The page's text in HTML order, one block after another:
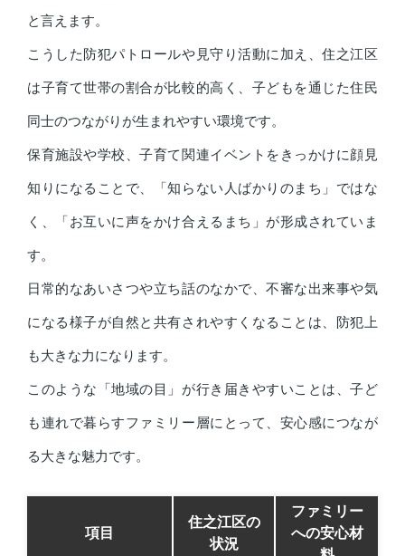
と言えます。
こうした防犯パトロールや見守り活動に加え、住之江区
は子育て世帯の割合が比較的高く、子どもを通じた住民
同士のつながりが生まれやすい環境です。
保育施設や学校、子育て関連イベントをきっかけに顔見
知りになることで、「知らない人ばかりのまち」ではな
く、「お互いに声をかけ合えるまち」が形成されていま
す。
日常的なあいさつや立ち話のなかで、不審な出来事や気
になる様子が自然と共有されやすくなることは、防犯上
も大きな力になります。
このような「地域の目」が行き届きやすいことは、子ど
も連れで暮らすファミリー層にとって、安心感につなが
る大きな魅力です。
項目
住之江区の
状況
ファミリー
への安心材